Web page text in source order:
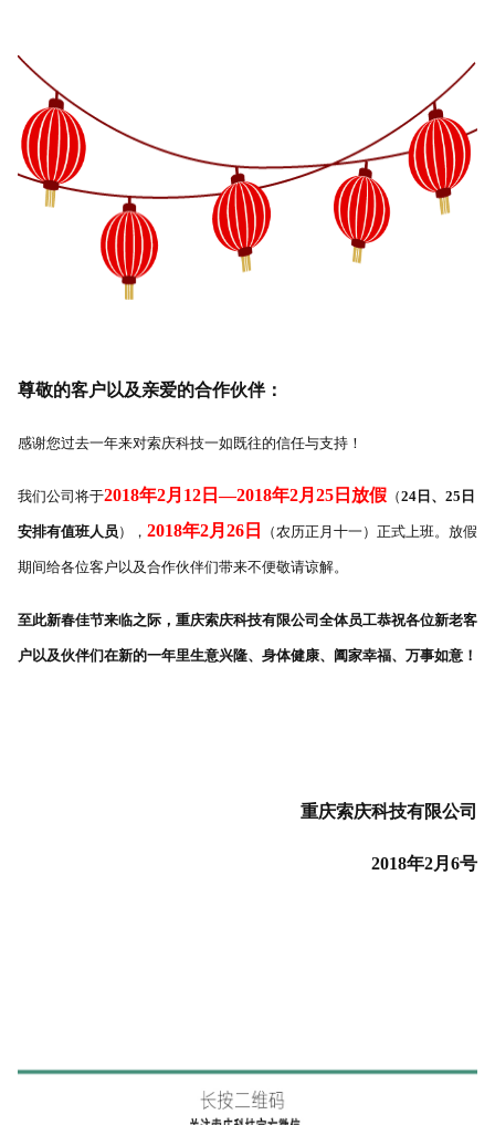
尊敬的客户以及亲爱的合作伙伴：
感谢您过去一年来对索庆科技一如既往的信任与支持！
我们公司将于2018年2月12日—2018年2月25日放假 （24日、25日
安排有值班人员 ）， 2018年2月26日 （农历正月十一）正式上班。放假
期间给各位客户以及合作伙伴们带来不便敬请谅解。
至此新春佳节来临之际，重庆索庆科技有限公司全体员工恭祝各位新老客
户以及伙伴们在新的一年里生意兴隆、身体健康、阖家幸福、万事如意！
重庆索庆科技有限公司
2018年2月6号